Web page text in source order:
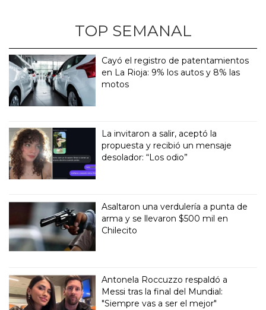
TOP SEMANAL
Cayó el registro de patentamientos
en La Rioja: 9% los autos y 8% las
motos
La invitaron a salir, aceptó la
propuesta y recibió un mensaje
desolador: “Los odio”
Asaltaron una verdulería a punta de
arma y se llevaron $500 mil en
Chilecito
Antonela Roccuzzo respaldó a
Messi tras la final del Mundial:
"Siempre vas a ser el mejor"